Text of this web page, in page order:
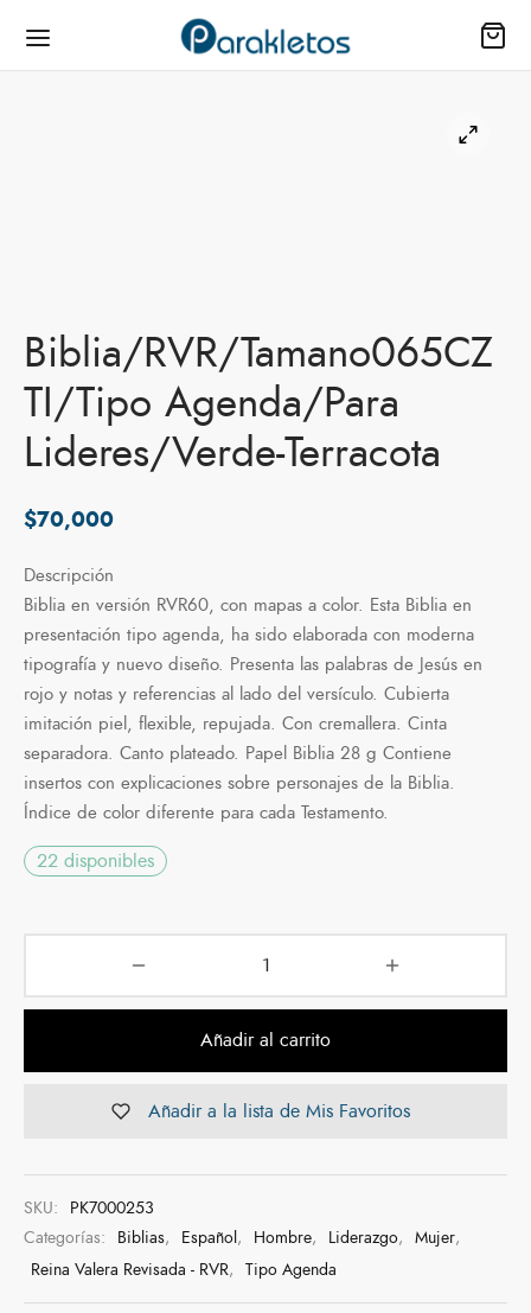
Biblia/RVR/Tamano065CZ
TI/Tipo Agenda/Para
Lideres/Verde-Terracota
$70,000
Descripción
Biblia en versión RVR60, con mapas a color. Esta Biblia en
presentación tipo agenda, ha sido elaborada con moderna
tipografía y nuevo diseño. Presenta las palabras de Jesús en
rojo y notas y referencias al lado del versículo. Cubierta
imitación piel, flexible, repujada. Con cremallera. Cinta
separadora. Canto plateado. Papel Biblia 28 g Contiene
insertos con explicaciones sobre personajes de la Biblia.
Índice de color diferente para cada Testamento.
22 disponibles
Añadir al carrito
Añadir a la lista de Mis Favoritos
SKU: PK7000253
Categorías: Biblias, Español, Hombre, Liderazgo, Mujer,
Reina Valera Revisada - RVR, Tipo Agenda